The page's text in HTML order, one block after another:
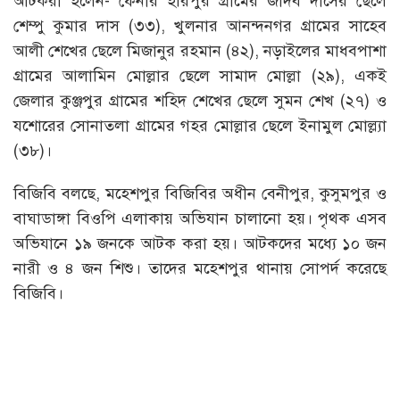
শেম্পু কুমার দাস (৩৩), খুলনার আনন্দনগর গ্রামের সাহেব
আলী শেখের ছেলে মিজানুর রহমান (৪২), নড়াইলের মাধবপাশা
গ্রামের আলামিন মোল্লার ছেলে সামাদ মোল্লা (২৯), একই
জেলার কুঞ্জপুর গ্রামের শহিদ শেখের ছেলে সুমন শেখ (২৭) ও
যশোরের সোনাতলা গ্রামের গহর মোল্লার ছেলে ইনামুল মোল্ল্যা
(৩৮)।
বিজিবি বলছে, মহেশপুর বিজিবির অধীন বেনীপুর, কুসুমপুর ও
বাঘাডাঙ্গা বিওপি এলাকায় অভিযান চালানো হয়। পৃথক এসব
অভিযানে ১৯ জনকে আটক করা হয়। আটকদের মধ্যে ১০ জন
নারী ও ৪ জন শিশু। তাদের মহেশপুর থানায় সোপর্দ করেছে
বিজিবি।